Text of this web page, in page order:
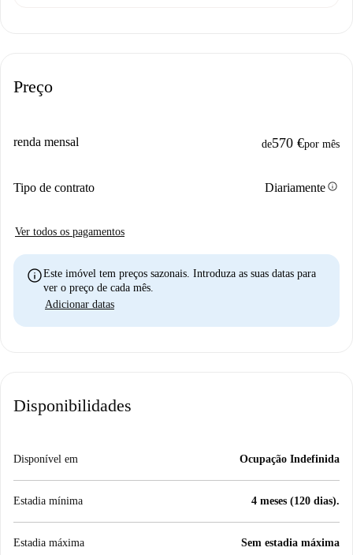
Preço
renda mensal de570 €por mês
Tipo de contrato Diariamenteinfo
Ver todos os pagamentos
infoEste imóvel tem preços sazonais. Introduza as suas datas para
ver o preço de cada mês.
Adicionar datas
Disponibilidades
Disponível em Ocupação Indefinida
Estadia mínima 4 meses (120 dias).
Estadia máxima Sem estadia máxima